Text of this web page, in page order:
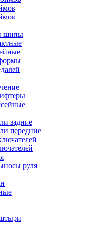
шипы
задние
передние
руля